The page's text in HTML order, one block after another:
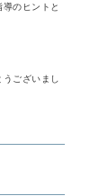
のヒントと
ございまし